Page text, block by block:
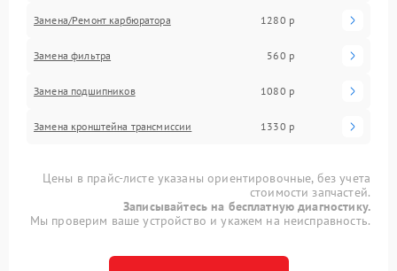
Замена/Pемонт карбюратора 1280 р
Замена фильтра 560 р
Замена подшипников 1080 р
Замена кронштейна трансмиссии 1330 р
Цены в прайс-листе указаны ориентировочные, без учета
стоимости запчастей.
Записывайтесь на бесплатную диагностику.
Мы проверим ваше устройство и укажем на неисправность.